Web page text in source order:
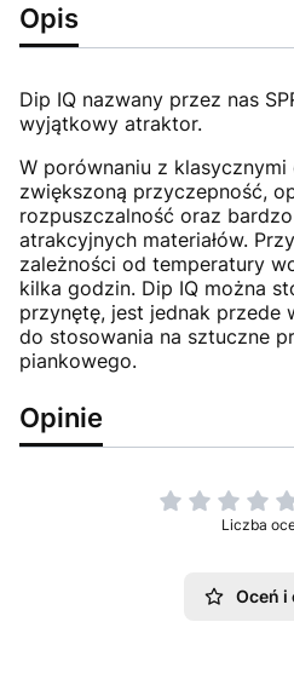
Opis
Dip IQ nazwany przez nas
wyjątkowy atraktor.
W porównaniu z klasycznymi
zwiększoną przyczepność,
rozpuszczalność oraz
atrakcyjnych materiałów.
zależności od temperatury
kilka godzin. Dip IQ można
przynętę, jest jednak przede
do stosowania na sztuczne
piankowego.
Opinie
Liczba
Oceń i